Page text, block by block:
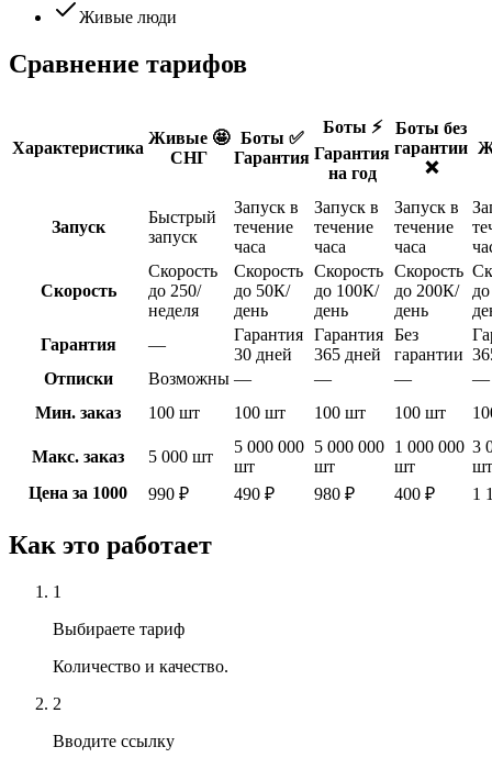
Живые люди
Сравнение тарифов
Характеристика
Живые 🤩
СНГ
Боты ✅
Гарантия
Боты ⚡️
Гарантия
на год
Боты без
гарантии
❌
Запуск
Быстрый
запуск
Запуск в
течение
часа
Запуск в
течение
часа
Запуск в
течение
часа
Скорость
Скорость
до 250/
неделя
Скорость
до 50К/
день
Скорость
до 100К/
день
Скорость
до 200К/
день
Гарантия
—
Гарантия
30 дней
Гарантия
365 дней
Без
гарантии
Отписки
Возможны — — —
—
Мин. заказ
100 шт 100 шт 100 шт 100 шт
Макс. заказ 5 000 шт
5 000 000
шт
5 000 000
шт
1 000 000
шт
3
шт
Цена за 1000
990 ₽ 490 ₽ 980 ₽ 400 ₽ 1
Как это работает
1
Выбираете тариф
Количество и качество.
2
Вводите ссылку